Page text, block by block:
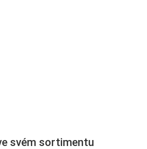
svém sortimentu